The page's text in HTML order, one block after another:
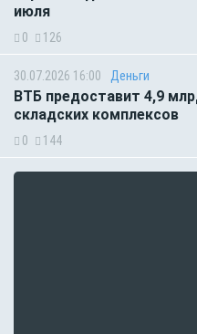
июля
0 126
30.07.2026 16:00 Деньги
ВТБ предоставит 4,9
складских комплексов
0 144